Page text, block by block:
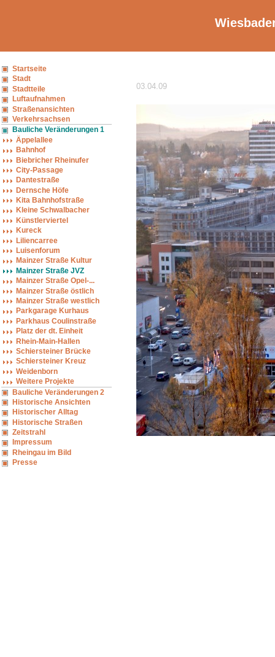
Startseite
Stadt
Stadtteile
Luftaufnahmen
Straßenansichten
Verkehrsachsen
Bauliche Veränderungen 1
Äppelallee
Bahnhof
Biebricher Rheinufer
City-Passage
Dantestraße
Dernsche Höfe
Kita Bahnhofstraße
Kleine Schwalbacher
Künstlerviertel
Kureck
Liliencarree
Luisenforum
Mainzer Straße Kultur
Mainzer Straße JVZ
Mainzer Straße Opel-...
Mainzer Straße östlich
Mainzer Straße westlich
Parkgarage Kurhaus
Parkhaus Coulinstraße
Platz der dt. Einheit
Rhein-Main-Hallen
Schiersteiner Brücke
Schiersteiner Kreuz
Weidenborn
Weitere Projekte
Bauliche Veränderungen 2
Historische Ansichten
Historischer Alltag
Historische Straßen
Zeitstrahl
Impressum
Rheingau im Bild
Presse
03.04.09